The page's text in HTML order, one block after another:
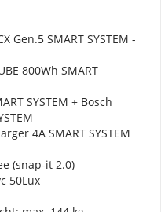
Gen.5 SMART SYSTEM -
800Wh SMART
SYSTEM + Bosch
4A SMART SYSTEM
(snap-it 2.0)
50Lux